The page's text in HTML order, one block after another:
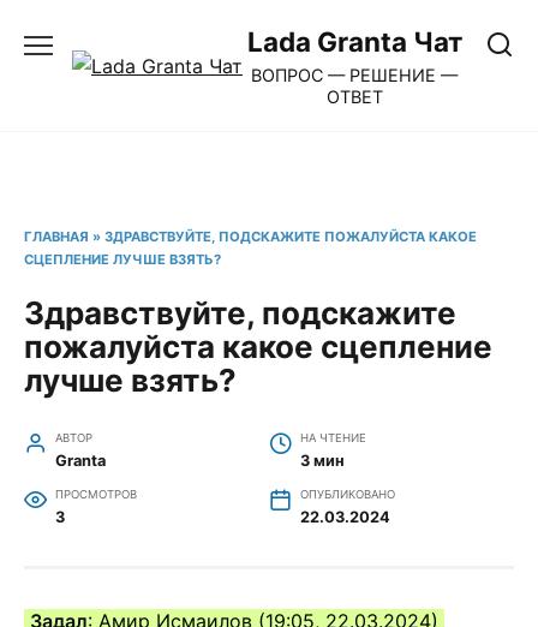
содержанию
Lada Granta Чат
ВОПРОС — РЕШЕНИЕ —
ОТВЕТ
ГЛАВНАЯ » ЗДРАВСТВУЙТЕ, ПОДСКАЖИТЕ ПОЖАЛУЙСТА КАКОЕ
СЦЕПЛЕНИЕ ЛУЧШЕ ВЗЯТЬ?
Здравствуйте, подскажите
пожалуйста какое сцепление
лучше взять?
АВТОР
Granta
НА ЧТЕНИЕ
3 мин
ПРОСМОТРОВ
3
ОПУБЛИКОВАНО
22.03.2024
Задал: Амир Исмаилов (19:05, 22.03.2024)